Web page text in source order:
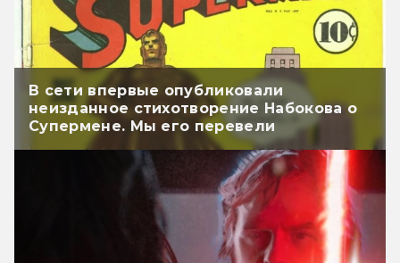
В сети впервые опубликовали
неизданное стихотворение Набокова о
Супермене. Мы его перевели